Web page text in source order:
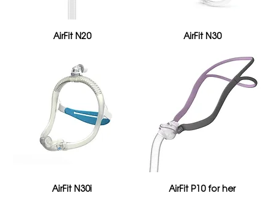
AirFit N20 AirFit N30
AirFit N30i AirFit P10 for her